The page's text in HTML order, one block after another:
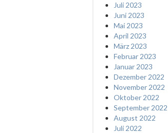
Juli 2023
Juni 2023
Mai 2023
April 2023
März 2023
Februar 2023
Januar 2023
Dezember 2022
November 2022
Oktober 2022
September 2022
August 2022
Juli 2022